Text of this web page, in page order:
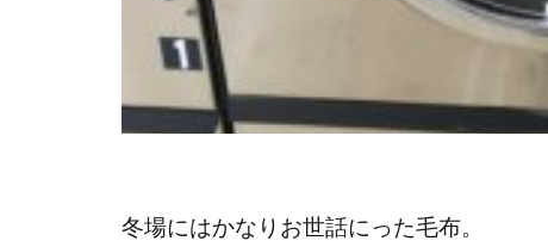
冬場にはかなりお世話にった毛布。